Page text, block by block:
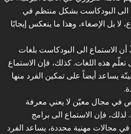
الى البودكاست بشكل منتظم في
لا بل الإصغاء، وهذا ما ينعكس إيجابًا
الاستماع الى البودكاست بلغات
هذه اللغات. كذلك، فإن الاستماع
يساعد أيضاً على تمكين الفرد منها
في مجال معيّن لا يعني معرفة
لذلك، فإن الاستماع الى برامج
مجالات مهنية محددة، يساعد الفرد